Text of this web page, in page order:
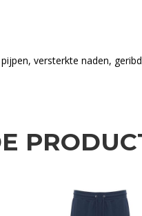
versterkte naden,